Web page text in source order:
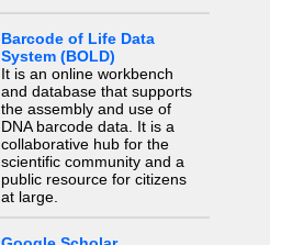
Barcode of Life Data
System (BOLD)
It is an online workbench
and database that supports
the assembly and use of
DNA barcode data. It is a
collaborative hub for the
scientific community and a
public resource for citizens
at large.